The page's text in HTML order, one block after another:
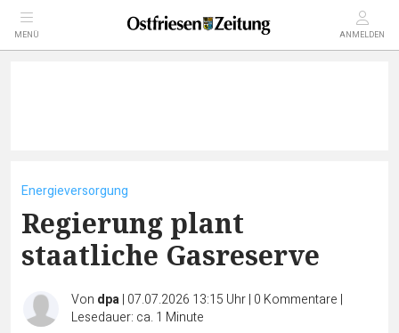
MENÜ ANMELDEN
Energieversorgung
Regierung plant
staatliche Gasreserve
Von dpa| 07.07.2026 13:15 Uhr| 0 Kommentare |
Lesedauer: ca. 1 Minute